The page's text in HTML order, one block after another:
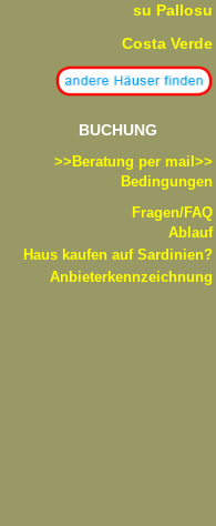
su Pallosu
Costa Verde
BUCHUNG
>>Beratung per mail>>
Bedingungen
Fragen/FAQ
Ablauf
Haus kaufen auf Sardinien?
Anbieterkennzeichnung